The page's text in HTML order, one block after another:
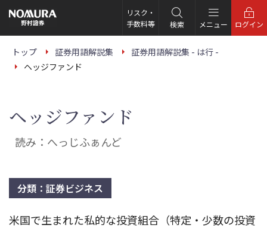
の
ー
リスク・
手数料等
検索 メニュー ログイン
トップ 証券用語解説集
証券用語解説集 - は行 -
ヘッジファンド
ヘッジファンド
読み：へっじふぁんど
分類：証券ビジネス
米国で生まれた私的な投資組合（特定・少数の投資